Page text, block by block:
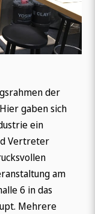
der
gaben sich
ein
Vertreter
am
6 in das
Mehrere